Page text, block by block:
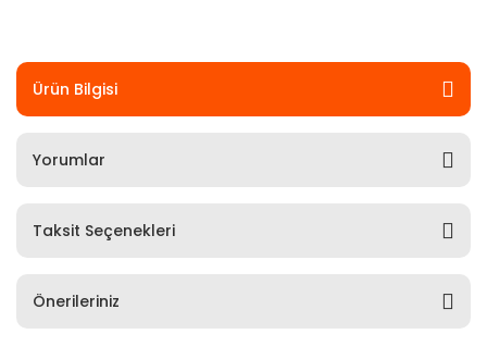
Ürün Bilgisi
Yorumlar
Taksit Seçenekleri
Önerileriniz